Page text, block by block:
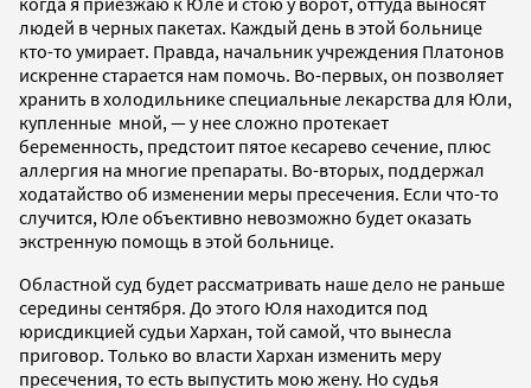
людей в черных пакетах. Каждый день в этой больнице
кто-то умирает. Правда, начальник учреждения Платонов
искренне старается нам помочь. Во-первых, он позволяет
хранить в холодильнике специальные лекарства для Юли,
купленные мной, — у нее сложно протекает
беременность, предстоит пятое кесарево сечение, плюс
аллергия на многие препараты. Во-вторых, поддержал
ходатайство об изменении меры пресечения. Если что-то
случится, Юле объективно невозможно будет оказать
экстренную помощь в этой больнице.
Областной суд будет рассматривать наше дело не раньше
середины сентября. До этого Юля находится под
юрисдикцией судьи Хархан, той самой, что вынесла
приговор. Только во власти Хархан изменить меру
пресечения, то есть выпустить мою жену. Но судья